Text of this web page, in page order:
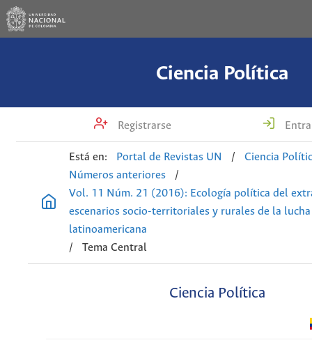
Ciencia Política
Registrarse
Está en: Portal de Revistas UN /
Ciencia
Números anteriores
/
Vol. 11 Núm. 21 (2016): Ecología política del
escenarios socio-territoriales y rurales de la
latinoamericana
/
Tema Central
Ciencia Política